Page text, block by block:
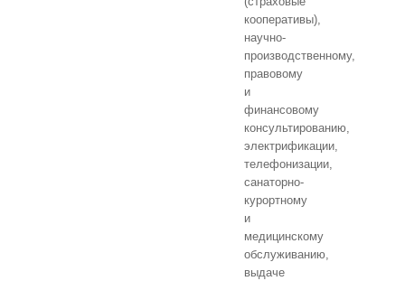
кооперативы),
научно-
производственному,
правовому
и
финансовому
консультированию,
электрификации,
телефонизации,
санаторно-
курортному
и
медицинскому
обслуживанию,
выдаче